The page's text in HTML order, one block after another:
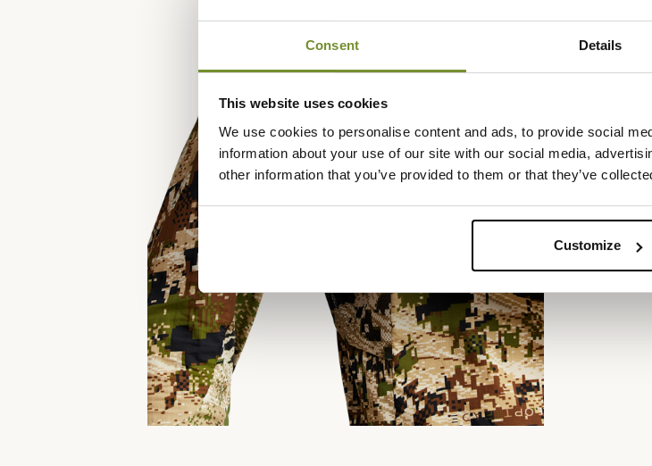
Consent Details
This website uses cookies
We use cookies to personalise content and ads, to provide social
information about your use of our site with our social media,
other information that you’ve provided to them or that they’ve
Customize